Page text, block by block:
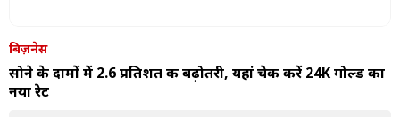
बिज़नेस
सोने के दामों में 2.6 प्रतिशत की बढ़ोतरी, यहां चेक करें 24K गोल्ड का
नया रेट